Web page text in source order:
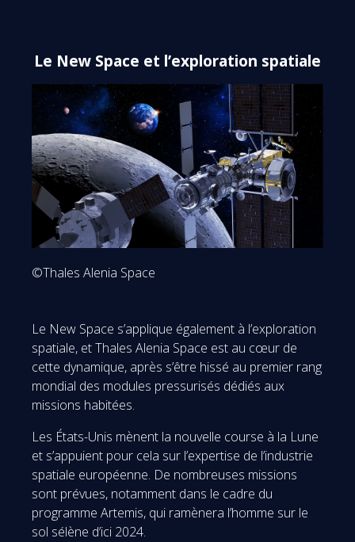
Le New Space et l’exploration spatiale
©Thales Alenia Space
Le New Space s’applique également à l’exploration
spatiale, et Thales Alenia Space est au cœur de
cette dynamique, après s’être hissé au premier rang
mondial des modules pressurisés dédiés aux
missions habitées.
Les États-Unis mènent la nouvelle course à la Lune
et s’appuient pour cela sur l’expertise de l’industrie
spatiale européenne. De nombreuses missions
sont prévues, notamment dans le cadre du
programme Artemis, qui ramènera l’homme sur le
sol sélène d’ici 2024.